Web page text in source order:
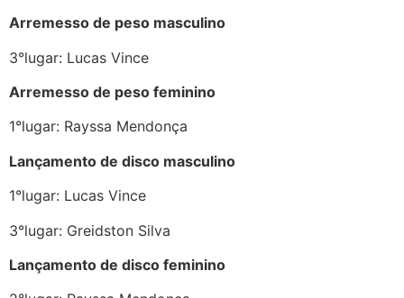
Arremesso de peso masculino
3°lugar: Lucas Vince
Arremesso de peso feminino
1°lugar: Rayssa Mendonça
Lançamento de disco masculino
1°lugar: Lucas Vince
3°lugar: Greidston Silva
Lançamento de disco feminino